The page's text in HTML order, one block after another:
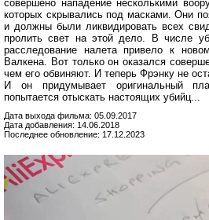
совершено нападение несколькими
которых скрывались под масками. Они
и должны были ликвидировать всех
пролить свет на этой дело. В числе
расследование налета привело к
Валкена. Вот только он оказался
чем его обвиняют. И теперь Фрэнку не
И он придумывает оригинальный
попытается отыскать настоящих убийц...
Дата выхода фильма: 05.09.2017
Дата добавления: 14.06.2018
Последнее обновление: 17.12.2023